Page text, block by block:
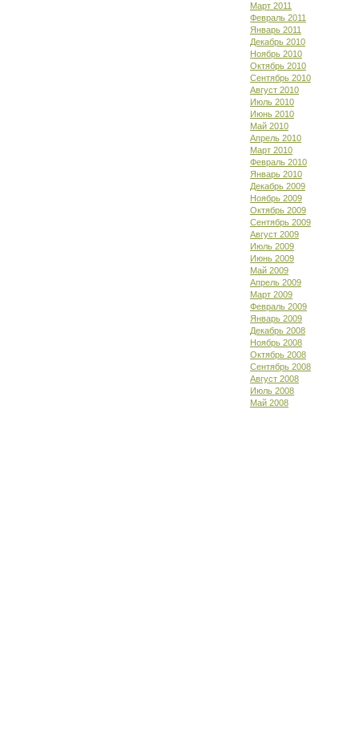
Март 2011
Февраль 2011
Январь 2011
Декабрь 2010
Ноябрь 2010
Октябрь 2010
Сентябрь 2010
Август 2010
Июль 2010
Июнь 2010
Май 2010
Апрель 2010
Март 2010
Февраль 2010
Январь 2010
Декабрь 2009
Ноябрь 2009
Октябрь 2009
Сентябрь 2009
Август 2009
Июль 2009
Июнь 2009
Май 2009
Апрель 2009
Март 2009
Февраль 2009
Январь 2009
Декабрь 2008
Ноябрь 2008
Октябрь 2008
Сентябрь 2008
Август 2008
Июль 2008
Май 2008